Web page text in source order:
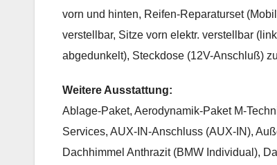
vorn und hinten, Reifen-Reparaturset
verstellbar, Sitze vorn elektr. verstellbar
abgedunkelt), Steckdose (12V-Anschluß)
Weitere Ausstattung:
Ablage-Paket, Aerodynamik-Paket M-
Services, AUX-IN-Anschluss (AUX-IN),
Dachhimmel Anthrazit (BMW Individual),